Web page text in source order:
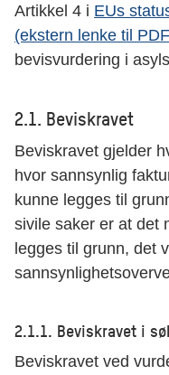
Artikkel 4 i EUs
(ekstern lenke til
bevisvurdering i
2.1. Beviskravet
Beviskravet gjelder
hvor sannsynlig
kunne legges til
sivile saker er at det
legges til grunn, det
2.1.1. Beviskravet i
Beviskravet ved